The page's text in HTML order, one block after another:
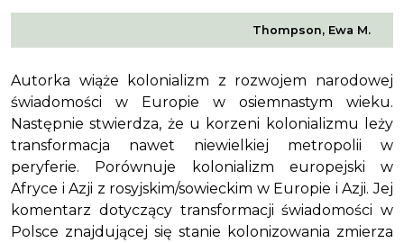
Thompson, Ewa M.
Autorka wiąże kolonializm z rozwojem narodowej
świadomości w Europie w osiemnastym wieku.
Następnie stwierdza, że u korzeni kolonializmu leży
transformacja nawet niewielkiej metropolii w
peryferie. Porównuje kolonializm europejski w
Afryce i Azji z rosyjskim/sowieckim w Europie i Azji. Jej
komentarz dotyczący transformacji świadomości w
Polsce znajdującej się stanie kolonizowania zmierza